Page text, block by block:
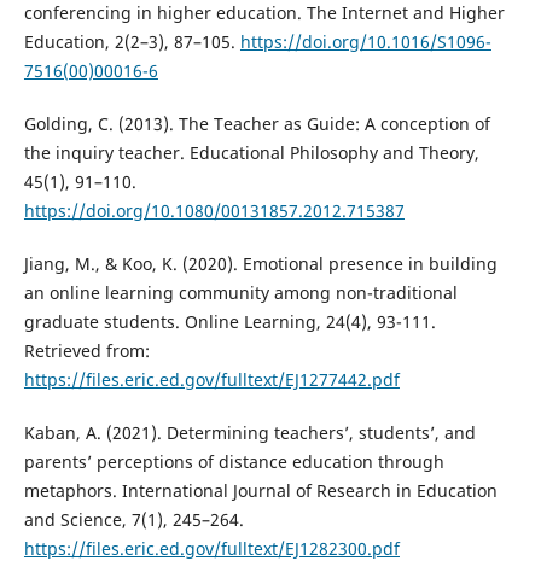
conferencing in higher education. The Internet and Higher
Education, 2(2–3), 87–105. https://doi.org/10.1016/S1096-
7516(00)00016-6
Golding, C. (2013). The Teacher as Guide: A conception of
the inquiry teacher. Educational Philosophy and Theory,
45(1), 91–110.
https://doi.org/10.1080/00131857.2012.715387
Jiang, M., & Koo, K. (2020). Emotional presence in building
an online learning community among non-traditional
graduate students. Online Learning, 24(4), 93-111.
Retrieved from:
https://files.eric.ed.gov/fulltext/EJ1277442.pdf
Kaban, A. (2021). Determining teachers’, students’, and
parents’ perceptions of distance education through
metaphors. International Journal of Research in Education
and Science, 7(1), 245–264.
https://files.eric.ed.gov/fulltext/EJ1282300.pdf